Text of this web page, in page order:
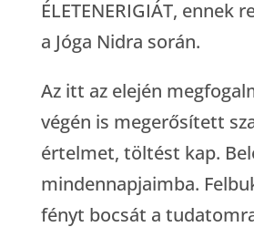
ÉLETENERIGIÁT, ennek
a Jóga Nidra során.
Az itt az elején
végén is megerősített
értelmet, töltést kap.
mindennapjaimba.
fényt bocsát a